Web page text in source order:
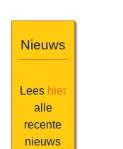
Nieuws
Lees hier
alle
recente
nieuws